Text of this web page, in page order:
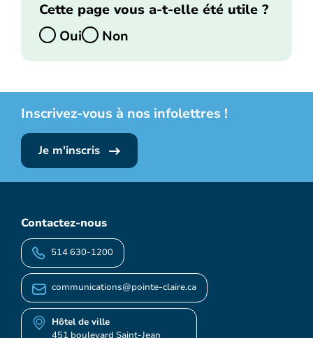
Cette page vous a-t-elle été utile ?
Oui
Non
Inscrivez-vous à nos infolettres !
Je m'inscris
Contactez-nous
514 630-1200
communications@pointe-claire.ca
Hôtel de ville
451 boulevard Saint-Jean